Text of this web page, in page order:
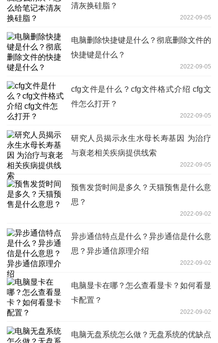
清灰换硅脂？
2022-09-05
电脑删除快捷键是什么？彻底删除文件的
快捷键是什么？
2022-09-05
cfg文件是什么？cfg文件格式介绍 cfg文
件怎么打开？
2022-09-05
研究人员揭示永生水母长寿基因 为治疗
与衰老相关疾病提供线索
2022-09-05
预售发货时间是多久？天猫预售是什么意
思？
2022-09-02
异步通信特点是什么？异步通信是什么意
思？异步通信原理介绍
2022-09-02
电脑显卡在哪？怎么查看显卡？如何看显
卡配置？
2022-09-02
电脑无盘系统怎么做？无盘系统的优缺点